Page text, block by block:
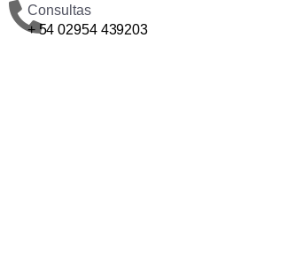
Consultas
+ 54 02954 439203